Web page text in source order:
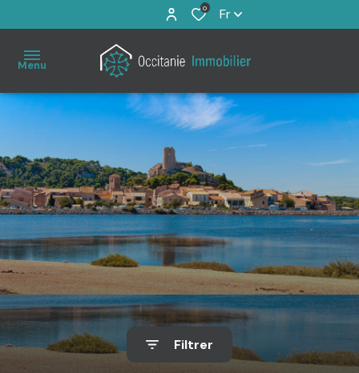
0 Fr
Menu
Accueil
À
vendre
Immo
Pro
Estimation
Notre
Filtrer